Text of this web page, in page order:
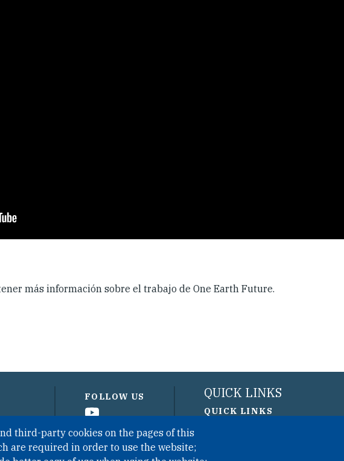
más información sobre el trabajo de One Earth Future.
third-party cookies on the pages of this
are required in order to use the website;
FOLLOW US QUICK LINKS
QUICK LINKS